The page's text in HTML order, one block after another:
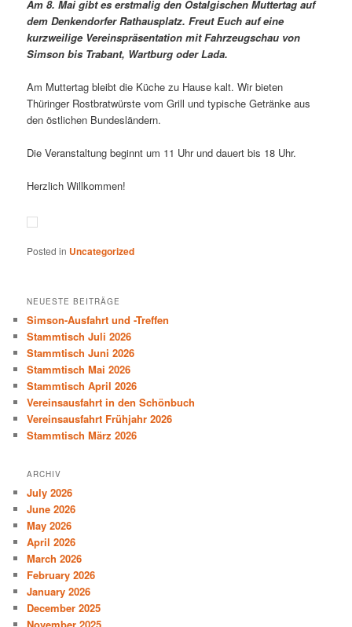
Am 8. Mai gibt es erstmalig den Ostalgischen Muttertag auf
dem Denkendorfer Rathausplatz. Freut Euch auf eine
kurzweilige Vereinspräsentation mit Fahrzeugschau von
Simson bis Trabant, Wartburg oder Lada.
Am Muttertag bleibt die Küche zu Hause kalt. Wir bieten
Thüringer Rostbratwürste vom Grill und typische Getränke aus
den östlichen Bundesländern.
Die Veranstaltung beginnt um 11 Uhr und dauert bis 18 Uhr.
Herzlich Willkommen!
Posted in Uncategorized
NEUESTE BEITRÄGE
Simson-Ausfahrt und -Treffen
Stammtisch Juli 2026
Stammtisch Juni 2026
Stammtisch Mai 2026
Stammtisch April 2026
Vereinsausfahrt in den Schönbuch
Vereinsausfahrt Frühjahr 2026
Stammtisch März 2026
ARCHIV
July 2026
June 2026
May 2026
April 2026
March 2026
February 2026
January 2026
December 2025